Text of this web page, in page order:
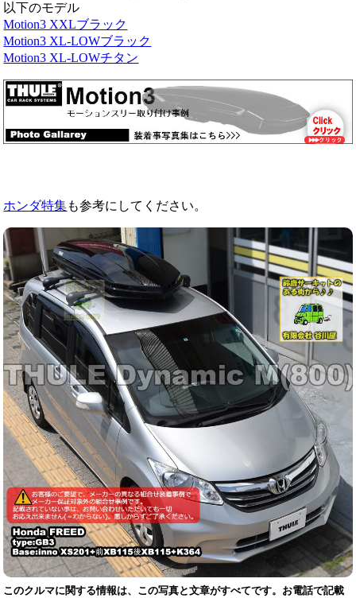
以下のモデル
Motion3 XXLブラック
Motion3 XL-LOWブラック
Motion3 XL-LOWチタン
ホンダ特集も参考にしてください。
このクルマに関する情報は、この写真と文章がすべてです。お電話で記載